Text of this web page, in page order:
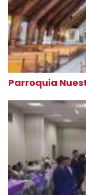
Parroquia